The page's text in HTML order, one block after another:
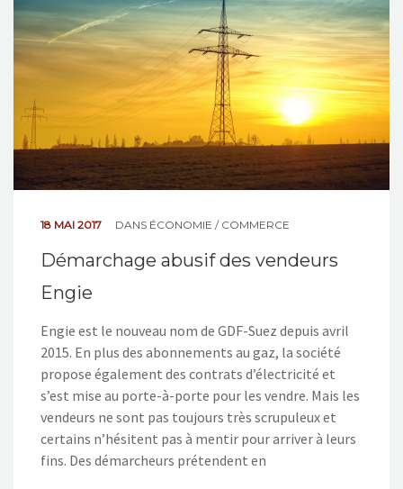
18 MAI 2017 DANS ÉCONOMIE / COMMERCE
Démarchage abusif des vendeurs
Engie
Engie est le nouveau nom de GDF-Suez depuis avril
2015. En plus des abonnements au gaz, la société
propose également des contrats d’électricité et
s’est mise au porte-à-porte pour les vendre. Mais les
vendeurs ne sont pas toujours très scrupuleux et
certains n’hésitent pas à mentir pour arriver à leurs
fins. Des démarcheurs prétendent en